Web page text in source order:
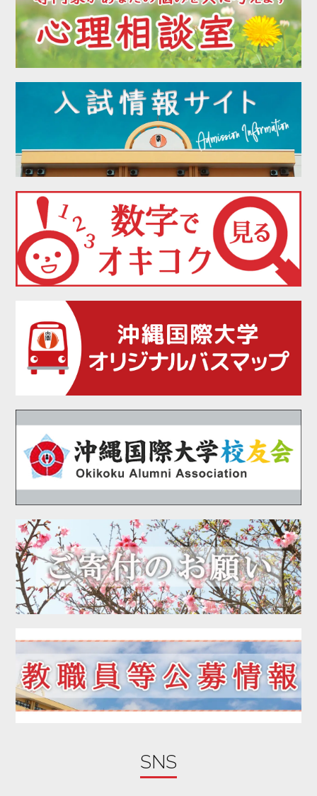
2022年04月
2022年03月
2022年02月
2021年12月
2021年09月
2021年07月
2021年06月
2021年05月
2021年04月
2021年02月
2021年01月
2020年12月
2020年11月
2020年10月
2020年09月
2020年08月
2020年07月
2020年06月
2020年05月
2020年04月
2020年03月
2020年02月
2020年01月
2019年11月
2019年10月
2019年09月
2019年08月
SNS